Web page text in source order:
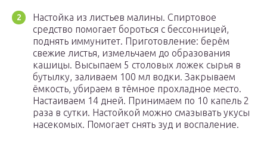
Настойка из листьев малины. Спиртовое
средство помогает бороться с бессонницей,
поднять иммунитет. Приготовление: берём
свежие листья, измельчаем до образования
кашицы. Высыпаем 5 столовых ложек сырья в
бутылку, заливаем 100 мл водки. Закрываем
ёмкость, убираем в тёмное прохладное место.
Настаиваем 14 дней. Принимаем по 10 капель 2
раза в сутки. Настойкой можно смазывать укусы
насекомых. Помогает снять зуд и воспаление.